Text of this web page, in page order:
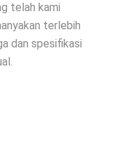
telah kami
terlebih
dan spesifikasi